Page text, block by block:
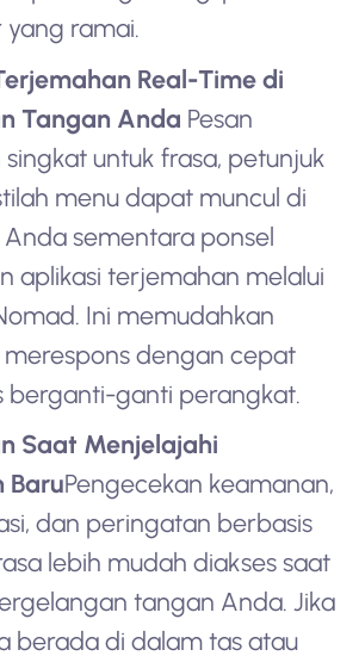
ramai.
Real-Time di
Tangan Anda Pesan
untuk frasa, petunjuk
menu dapat muncul di
sementara ponsel
aplikasi terjemahan melalui
Ini memudahkan
dengan cepat
berganti-ganti perangkat.
Saat Menjelajahi
BaruPengecekan keamanan,
dan peringatan berbasis
lebih mudah diakses saat
tangan Anda. Jika
berada di dalam tas atau